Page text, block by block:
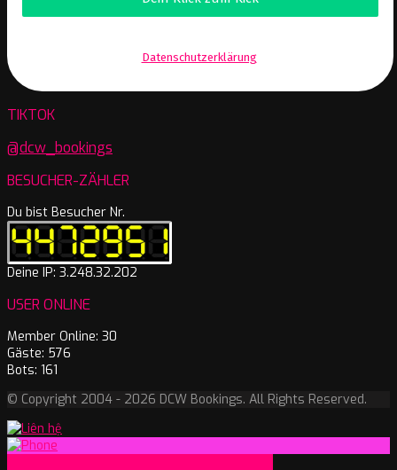
Datenschutzerklärung.
TIKTOK
@dcw_bookings
BESUCHER-ZÄHLER
Du bist Besucher Nr.
Deine IP: 3.248.32.202
USER ONLINE
Member Online: 30
Gäste: 576
Bots: 161
© Copyright 2004 - 2026 DCW Bookings. All Rights Reserved.